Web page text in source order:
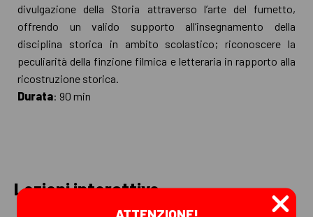
divulgazione della Storia attraverso l’arte del fumetto,
offrendo un valido supporto all’insegnamento della
disciplina storica in ambito scolastico; riconoscere la
peculiarità della finzione filmica e letteraria in rapporto alla
ricostruzione storica.
Durata: 90 min
Lezioni interattive
ATTENZIONE!